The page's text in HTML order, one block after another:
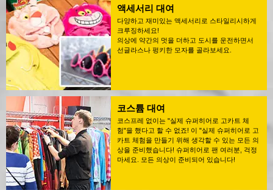
액세서리 대여
다양하고 재미있는 액세서리로 스타일리시하게
크루징하세요!
의상에 약간의 멋을 더하고 도시를 운전하면서
선글라스나 펑키한 모자를 골라보세요.
코스튬 대여
코스프레 없이는 "실제 슈퍼히어로 고카트 체
험"을 했다고 할 수 없죠! 이 "실제 슈퍼히어로 고
카트 체험을 만들기 위해 생각할 수 있는 모든 의
상을 준비했습니다! 슈퍼히어로 팬 여러분, 걱정
마세요. 모든 의상이 준비되어 있습니다!